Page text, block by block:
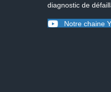
diagnostic de
Notre chaine